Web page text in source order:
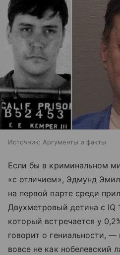
Источник: Аргументы и факты
Если бы в криминальном
«с отличием», Эдмунд
на первой парте среди
Двухметровый детина с IQ
который встречается у
говорит о гениальности,
вовсе не как нобелевский